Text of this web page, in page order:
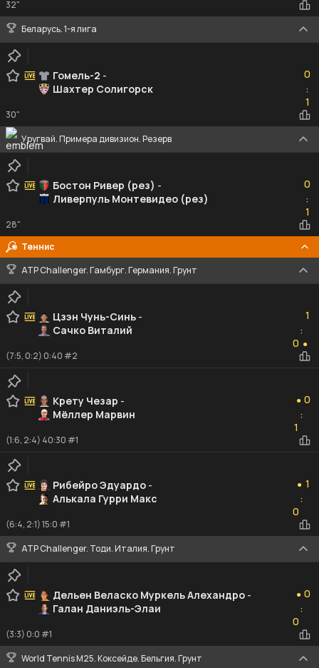
32"
Беларусь. 1-я лига
Гомель-2 -
Шахтер Солигорск
0
:1
1
30"
Уругвай. Примера дивизион. Резерв
Бостон Ривер (рез) -
Ливерпуль Монтевидео (рез)
0
:1
1
28"
Теннис
ATP Challenger. Гамбург. Германия. Грунт
Цзэн Чунь-Синь -
Сачко Виталий
1
:
0 ●
(7:5, 0:2) 0:40 #2
Крету Чезар -
Мёллер Марвин
● 0
:
1
(1:6, 2:4) 40:30 #1
Рибейро Эдуардо -
Алькала Гурри Макс
● 1
:
0
(6:4, 2:1) 15:0 #1
ATP Challenger. Тоди. Италия. Грунт
Дельен Веласко Муркель Алехандро -
Галан Даниэль-Элаи
● 0
:
0
(3:3) 0:0 #1
World Tennis M25. Коксейде. Бельгия. Грунт